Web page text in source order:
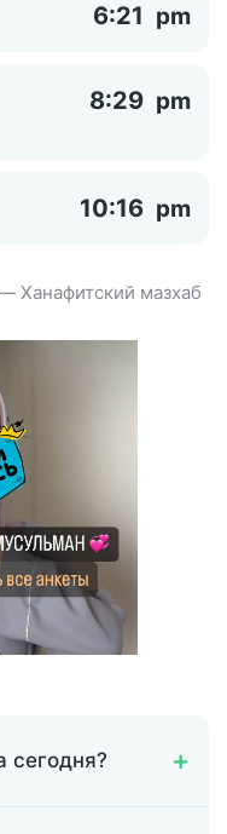
6:21 pm
8:29 pm
10:16 pm
Ханафитский мазхаб
сегодня?